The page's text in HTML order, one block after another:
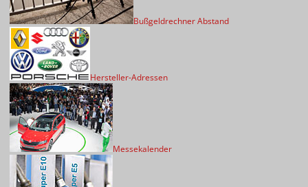
Bußgeldrechner Abstand
Hersteller-Adressen
Messekalender